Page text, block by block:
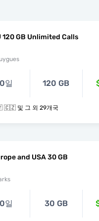
120 GB Unlimited Calls
일 120 GB
🇭🇷 🇨🇾 🇨🇿 및 그 외 29개국
and USA 30 GB
일 30 GB